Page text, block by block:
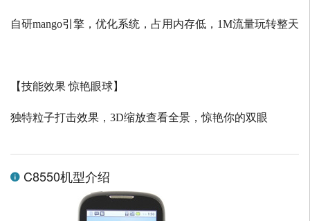
自研mango引擎，优化系统，占用内存低， 1M流量玩转整天
【技能效果 惊艳眼球】
独特粒子打击效果， 3D缩放查看全景，惊艳你的双眼
C8550机型介绍